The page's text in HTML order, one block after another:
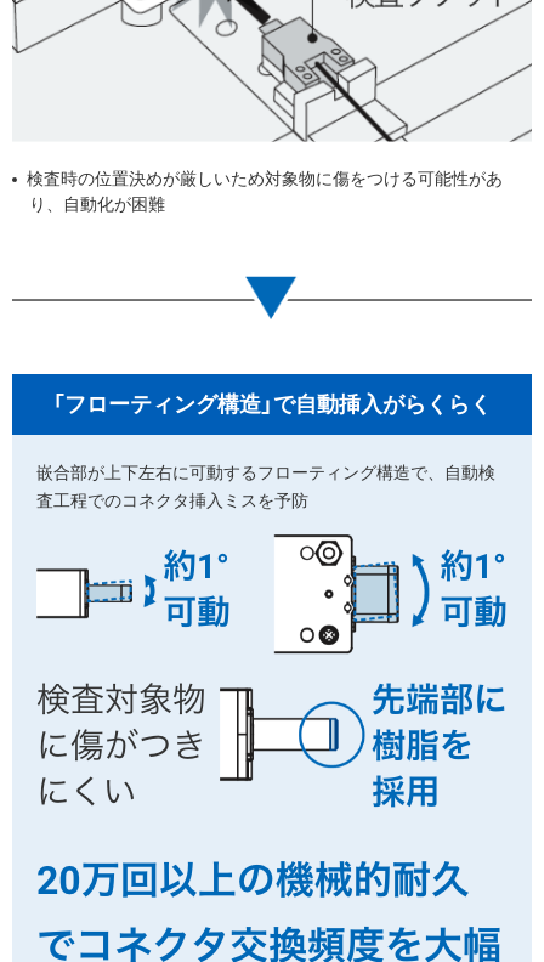
検査時の位置決めが厳しいため対象物に傷をつける可能性があ
り、自動化が困難
「フローティング構造」で自動挿入がらくらく
嵌合部が上下左右に可動するフローティング構造で、自動検
査工程でのコネクタ挿入ミスを予防